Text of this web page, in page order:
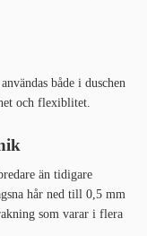
både i duschen
och flexiblitet.
än tidigare
hår ned till 0,5 mm
som varar i flera